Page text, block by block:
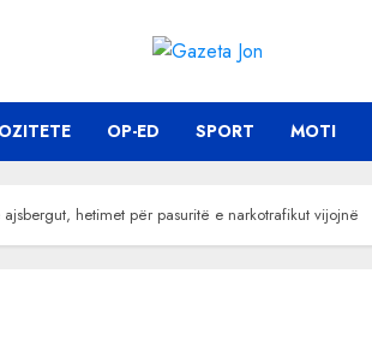
OP-ED SPORT MOTI
hetimet për pasuritë e narkotrafikut vijojnë